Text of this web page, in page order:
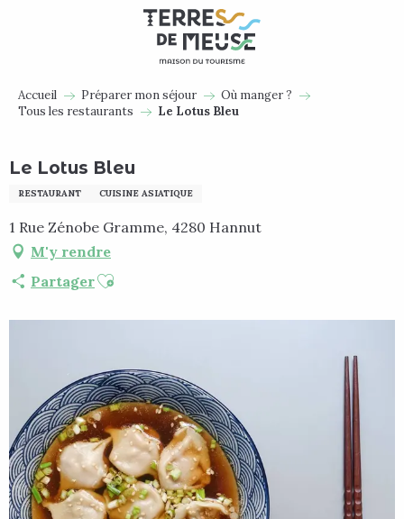
Accueil Préparer mon séjour
Où manger ?
Tous les restaurants
Le Lotus Bleu
Le Lotus Bleu
RESTAURANT CUISINE ASIATIQUE
1 Rue Zénobe Gramme, 4280 Hannut
M'y rendre
PartagerAjouter aux favoris